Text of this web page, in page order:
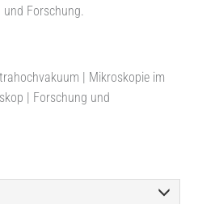
Forschung.
| Mikroskopie im
| Forschung und